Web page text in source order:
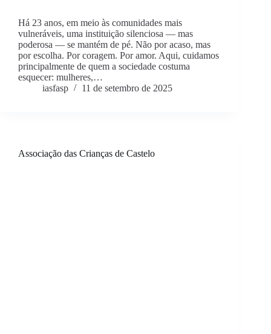
Há 23 anos, em meio às comunidades mais
vulneráveis, uma instituição silenciosa — mas
poderosa — se mantém de pé. Não por acaso, mas
por escolha. Por coragem. Por amor. Aqui, cuidamos
principalmente de quem a sociedade costuma
esquecer: mulheres,…
iasfasp
11 de setembro de 2025
Associação das Crianças de Castelo